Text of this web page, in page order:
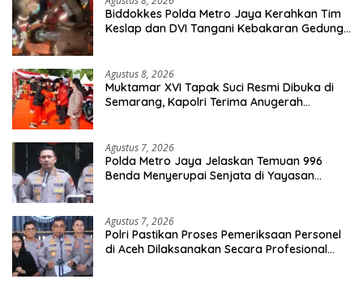
Biddokkes Polda Metro Jaya Kerahkan Tim
Keslap dan DVI Tangani Kebakaran Gedung
Agustus 8, 2026
Muktamar XVI Tapak Suci Resmi Dibuka di
Semarang, Kapolri Terima Anugerah
Agustus 7, 2026
Polda Metro Jaya Jelaskan Temuan 996
Benda Menyerupai Senjata di Yayasan
Agustus 7, 2026
Polri Pastikan Proses Pemeriksaan Personel
di Aceh Dilaksanakan Secara Profesional